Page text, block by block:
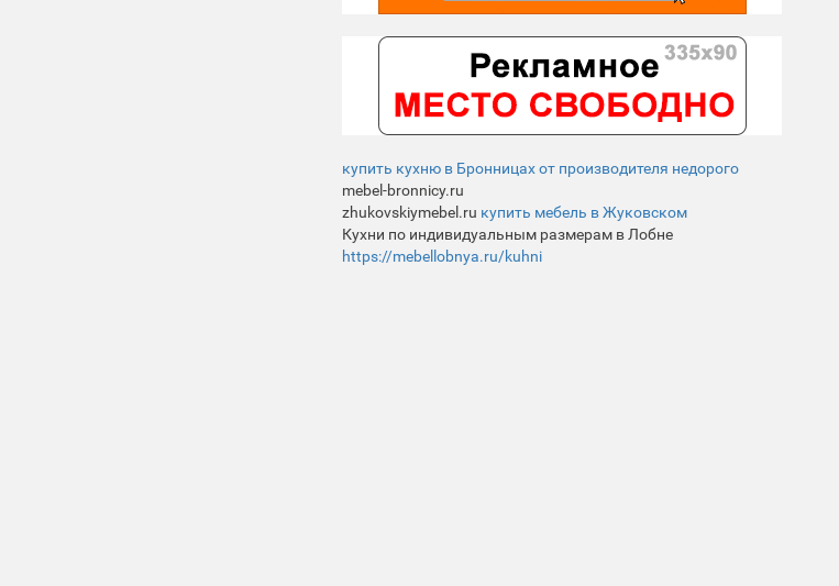
купить кухню в Бронницах от производителя недорого
mebel-bronnicy.ru
zhukovskiymebel.ru купить мебель в Жуковском
Кухни по индивидуальным размерам в Лобне
https://mebellobnya.ru/kuhni